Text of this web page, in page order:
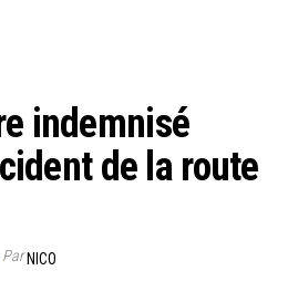
indemnisé
de la route
ParNICO